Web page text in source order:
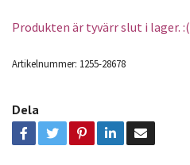
Produkten är tyvärr slut i lager. :(
Artikelnummer: 1255-28678
Dela